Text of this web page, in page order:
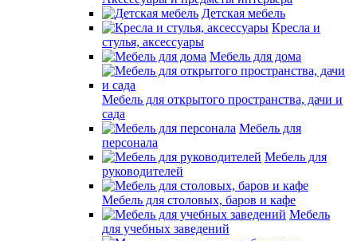
Детская мебель
Кресла и
стулья, аксессуары
Мебель для дома
Мебель для открытого пространства, дачи и
сада
Мебель для
персонала
Мебель для
руководителей
Мебель для столовых, баров и кафе
Мебель
для учебных заведений